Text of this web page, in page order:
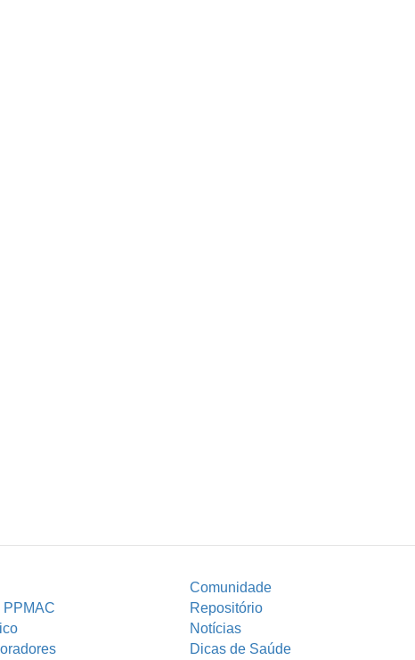
Comunidade
PPMAC
Repositório
Notícias
Dicas de Saúde